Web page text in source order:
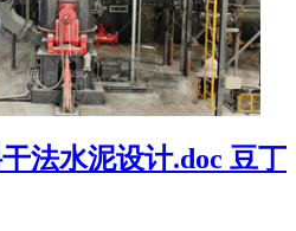
法水泥设计.doc 豆丁